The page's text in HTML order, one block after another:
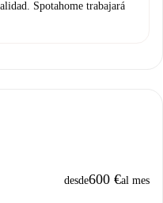
Spotahome trabajará
desde600 €al mes